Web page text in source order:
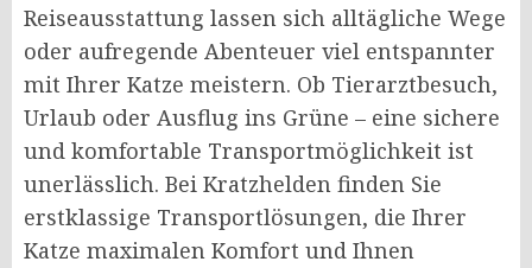
Reiseausstattung lassen sich alltägliche Wege
oder aufregende Abenteuer viel entspannter
mit Ihrer Katze meistern. Ob Tierarztbesuch,
Urlaub oder Ausflug ins Grüne – eine sichere
und komfortable Transportmöglichkeit ist
unerlässlich. Bei Kratzhelden finden Sie
erstklassige Transportlösungen, die Ihrer
Katze maximalen Komfort und Ihnen